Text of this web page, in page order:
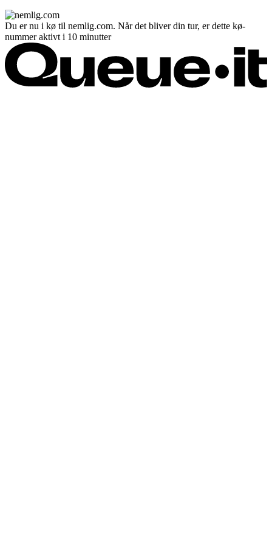
Du er nu i kø til nemlig.com. Når det bliver din tur, er dette kø-
nummer aktivt i 10 minutter